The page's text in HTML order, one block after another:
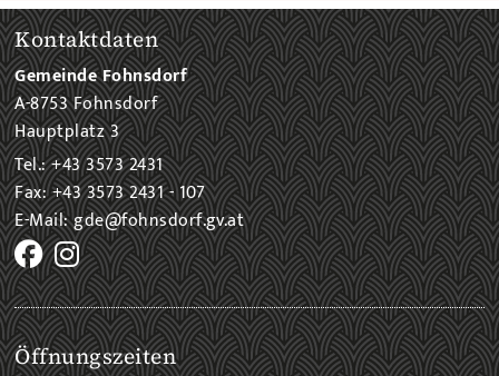
Kontaktdaten
Gemeinde Fohnsdorf
A-8753 Fohnsdorf
Hauptplatz 3
Tel.: +43 3573 2431
Fax: +43 3573 2431 - 107
E-Mail: gde@fohnsdorf.gv.at
Öffnungszeiten